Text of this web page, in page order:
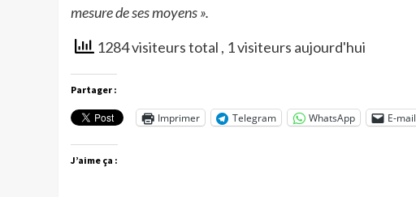
mesure de ses moyens ».
1284 visiteurs total , 1 visiteurs aujourd'hui
Partager :
Imprimer Telegram WhatsApp E-mail
J’aime ça :